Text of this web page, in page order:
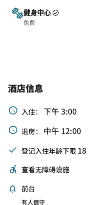
健身中心
免费
酒店信息
入住： 下午 3:00
退房： 中午 12:00
登记入住年龄下限 18
查看无障碍设施
前台
有人值守